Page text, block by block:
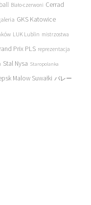
Biało-czerwoni Cerrad
GKS Katowice
LUK Lublin mistrzostwa
Prix PLS reprezentacja
Stal Nysa Staropolanka
Malow Suwałki バレー